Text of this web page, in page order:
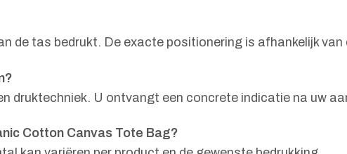
de tas bedrukt. De exacte positionering is afhankelijk van
druktechniek. U ontvangt een concrete indicatie na uw
Cotton Canvas Tote Bag?